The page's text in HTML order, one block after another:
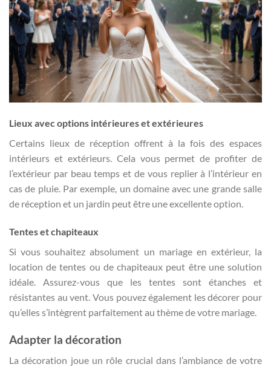
Lieux avec options intérieures et extérieures
Certains lieux de réception offrent à la fois des espaces
intérieurs et extérieurs. Cela vous permet de profiter de
l’extérieur par beau temps et de vous replier à l’intérieur en
cas de pluie. Par exemple, un domaine avec une grande salle
de réception et un jardin peut être une excellente option.
Tentes et chapiteaux
Si vous souhaitez absolument un mariage en extérieur, la
location de tentes ou de chapiteaux peut être une solution
idéale. Assurez-vous que les tentes sont étanches et
résistantes au vent. Vous pouvez également les décorer pour
qu’elles s’intègrent parfaitement au thème de votre mariage.
Adapter la décoration
La décoration joue un rôle crucial dans l’ambiance de votre